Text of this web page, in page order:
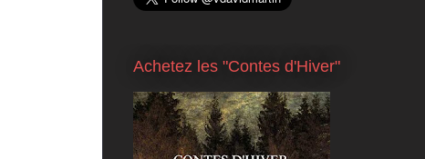
Achetez les "Contes d'Hiver"